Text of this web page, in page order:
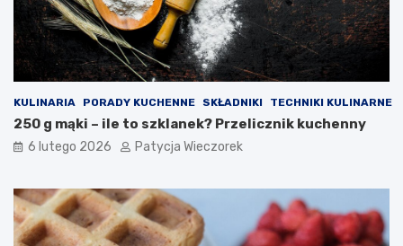
KULINARIA PORADY KUCHENNE SKŁADNIKI TECHNIKI KULINARNE
250 g mąki – ile to szklanek? Przelicznik kuchenny
6 lutego 2026 Patycja Wieczorek